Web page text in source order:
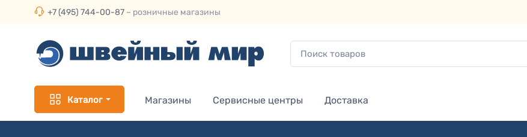
+7 (495) 744-00-87 – розничные магазины
Каталог Магазины Сервисные центры Доставка